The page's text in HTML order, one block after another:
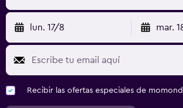
lun. 17/8 mar.
Recibir las ofertas especiales de